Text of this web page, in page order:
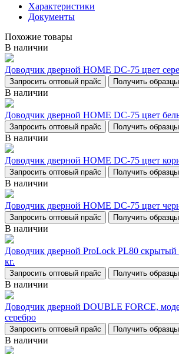
Характеристики
Документы
Похожие товары
В наличии
Доводчик дверной НОМЕ DC-75 цвет
Запросить оптовый прайс Получить образцы
В наличии
Доводчик дверной НОМЕ DC-75 цвет
Запросить оптовый прайс Получить образцы
В наличии
Доводчик дверной НОМЕ DC-75 цвет
Запросить оптовый прайс Получить образцы
В наличии
Доводчик дверной НОМЕ DC-75 цвет
Запросить оптовый прайс Получить образцы
В наличии
Доводчик дверной ProLock PL80 скрытый
кг.
Запросить оптовый прайс Получить образцы
В наличии
Доводчик дверной DOUBLE FORCE,
серебро
Запросить оптовый прайс Получить образцы
В наличии